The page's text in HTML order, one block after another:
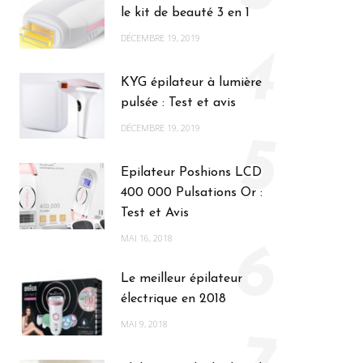
le kit de beauté 3 en 1
DÉCEMBRE 19, 2019
KYG épilateur à lumière
pulsée : Test et avis
DÉCEMBRE 19, 2019
4
Epilateur Poshions LCD
400 000 Pulsations Or :
Test et Avis
MAI 16, 2018
5
Le meilleur épilateur
électrique en 2018
MAI 9, 2018
6